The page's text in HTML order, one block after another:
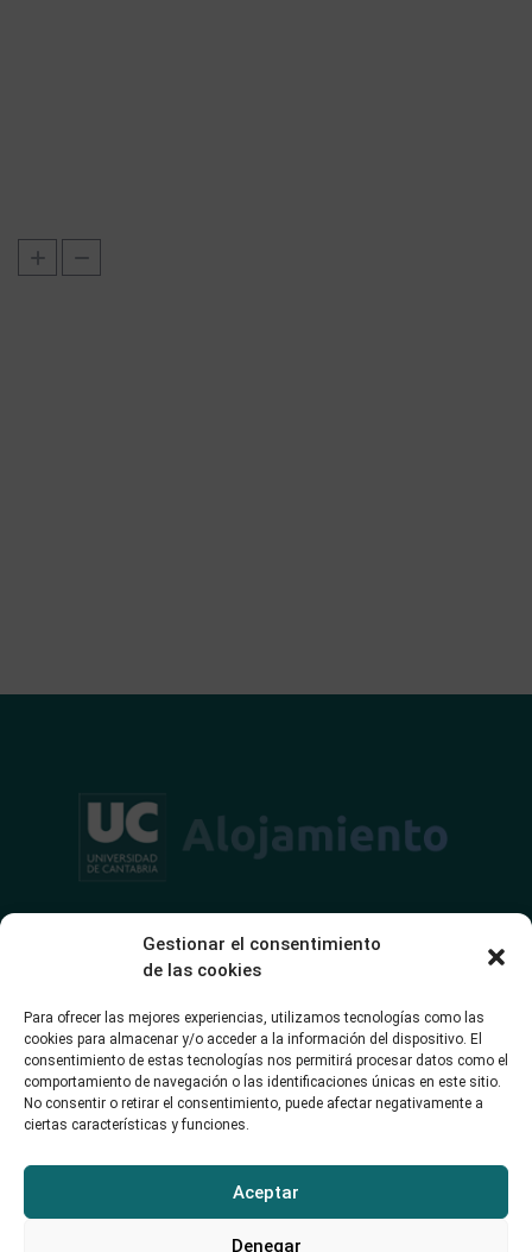
Gestionar el consentimiento
de las cookies
Para ofrecer las mejores experiencias, utilizamos tecnologías como las
cookies para almacenar y/o acceder a la información del dispositivo. El
consentimiento de estas tecnologías nos permitirá procesar datos como el
comportamiento de navegación o las identificaciones únicas en este sitio.
No consentir o retirar el consentimiento, puede afectar negativamente a
ciertas características y funciones.
Aceptar
Denegar
Alojamiento para estudiantes
Publicar Alojamiento
Intercambio para estudiantes
Otros Alojamientos